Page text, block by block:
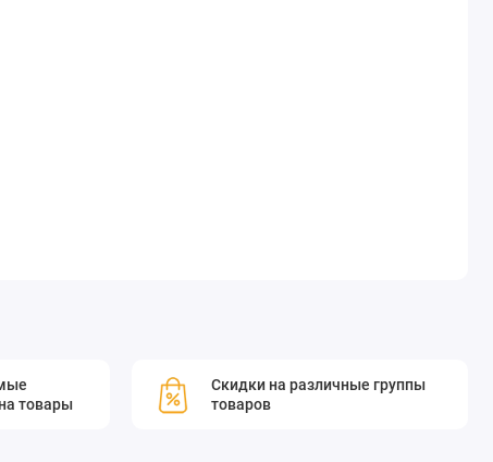
товары
Скидки на различные группы
товаров